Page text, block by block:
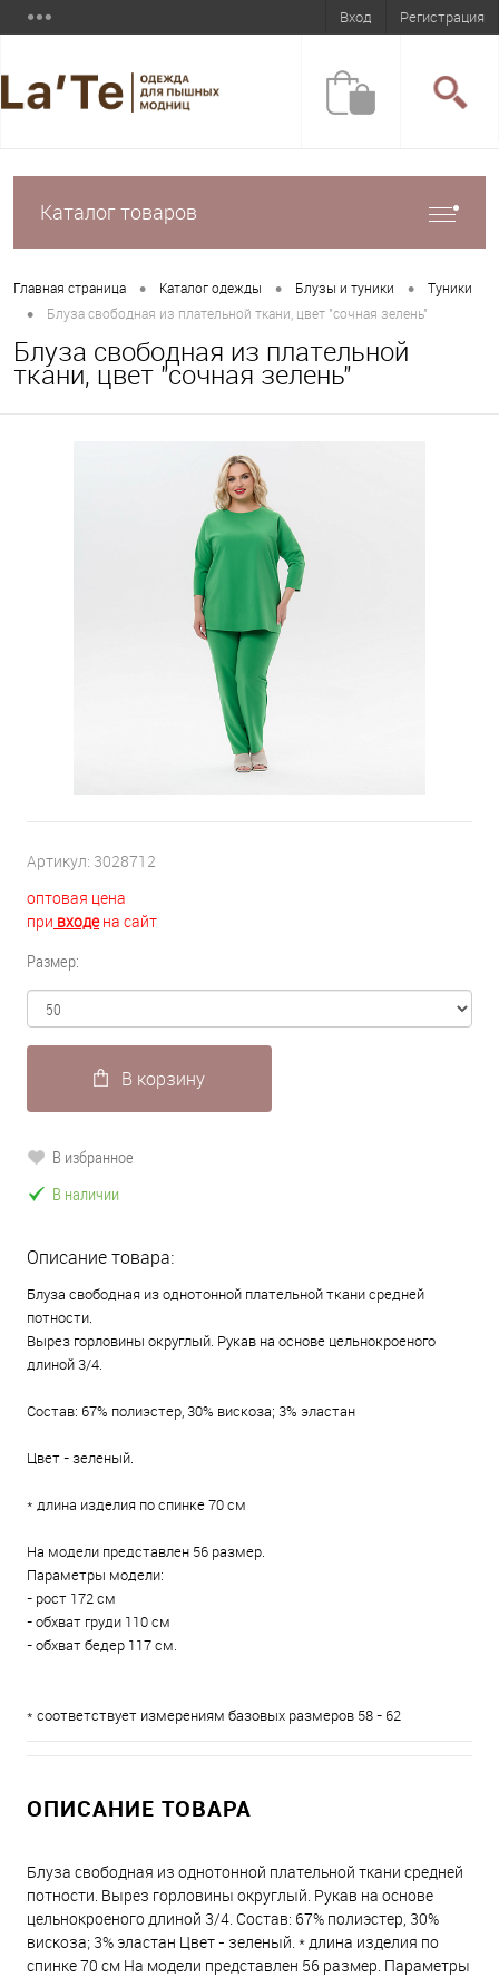
Вход Регистрация
Каталог товаров
Главная страница • Каталог одежды • Блузы и туники • Туники
• Блуза свободная из плательной ткани, цвет "сочная зелень"
Блуза свободная из плательной
ткани, цвет "сочная зелень"
Артикул: 3028712
оптовая цена
при входена сайт
Размер:
В корзину
В избранное
В наличии
Описание товара:
Блуза свободная из однотонной плательной ткани средней
потности.
Вырез горловины округлый. Рукав на основе цельнокроеного
длиной 3/4.
Состав: 67% полиэстер, 30% вискоза; 3% эластан
Цвет - зеленый.
* длина изделия по спинке 70 см
На модели представлен 56 размер.
Параметры модели:
- рост 172 см
- обхват груди 110 см
- обхват бедер 117 см.
* соответствует измерениям базовых размеров 58 - 62
ОПИСАНИЕ ТОВАРА
Блуза свободная из однотонной плательной ткани средней
потности. Вырез горловины округлый. Рукав на основе
цельнокроеного длиной 3/4. Состав: 67% полиэстер, 30%
вискоза; 3% эластан Цвет - зеленый. * длина изделия по
спинке 70 см На модели представлен 56 размер. Параметры